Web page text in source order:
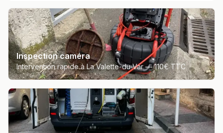
Inspection caméra
Intervention rapide à La Valette-du-Var —110€ TTC